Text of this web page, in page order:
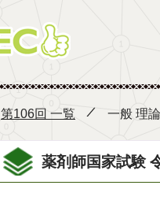
第106回 一覧 一般 理
薬剤師国家試験